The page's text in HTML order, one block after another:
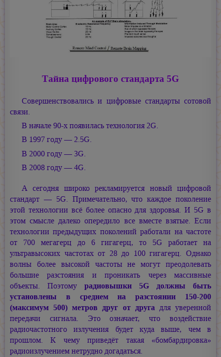
Тайна цифрового стандарта 5G
Совершенствовались и цифровые стандарты сотовой
связи.
В начале 90-х появилась технология 2G.
В 1997 году — 2.5G.
В 2000 году — 3G.
В 2008 году — 4G.
А сегодня широко рекламируется новый цифровой
стандарт — 5G. Примечательно, что каждое поколение
этой технологии всё более опасно для здоровья. И 5G в
этом смысле далеко опередило все вместе взятые. Если
технологии предыдущих поколений работали на частоте
от 700 мегагерц до 6 гигагерц, то 5G работает на
ультравысоких частотах от 28 до 100 гигагерц. Однако
волны более высокой частоты не могут преодолевать
большие разстояния и проникать через массивные
объекты. Поэтому радиовышки 5G должны быть
установлены в среднем на разстоянии 150-200
(максимум 500) метров друг от другадля уверенной
передачи сигнала. Это означает, что воздействие
радиочастотного излучения будет куда выше, чем в
прошлом. К чему приведёт такая «бомбардировка»
радиоизлучением нетрудно догадаться.